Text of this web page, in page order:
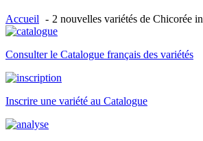
Accueil 2 nouvelles variétés de Chicorée
Consulter le Catalogue français des variétés
Inscrire une variété au Catalogue